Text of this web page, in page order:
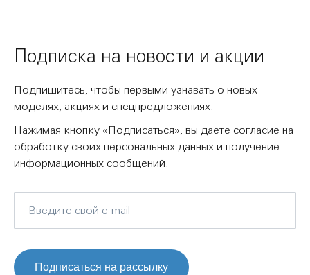
Подписка на новости и акции
Подпишитесь, чтобы первыми узнавать о новых
моделях, акциях и спецпредложениях.
Нажимая кнопку «Подписаться», вы даете согласие на
обработку своих персональных данных и получение
информационных сообщений.
Подписаться на рассылку